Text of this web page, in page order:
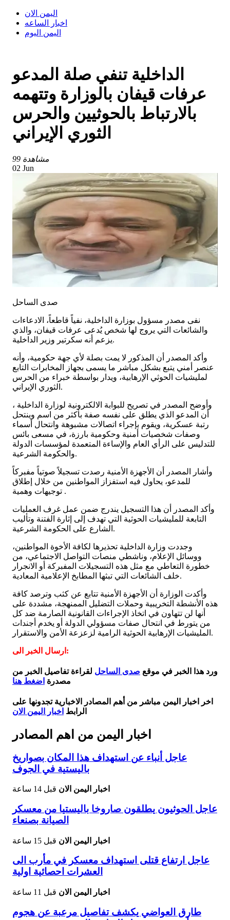
اليمن الان
اخبار الساعه
اليمن اليوم
الداخلية تنفي صلة المدعو
عرفات قيفان بالوزارة وتتهمه
بالارتباط بالحوثيين والحرس
الثوري الإيراني
99 مشاهدة
02 Jun
صدى الساحل
​نفى مصدر مسؤول بوزارة الداخلية، نفياً قاطعاً، الادعاءات
والشائعات التي يروج لها شخص يُدعى عرفات قيفان، والذي
يزعم أنه سكرتير وزير الداخلية.
وأكد المصدر أن المذكور لا يمت بصلة لأي جهة حكومية، وأنه
عنصر أمني يتبع بشكل مباشر ما يسمى بجهاز المخابرات التابع
لمليشيات الحوثي الإرهابية، ويدار بواسطة خبراء من الحرس
الثوري الإيراني.
​وأوضح المصدر في تصريح للبوابة الالكترونية لوزارة الداخلية ،
أن المدعو الذي يطلق على نفسه صفة بأكثر من اسم وينتحل
رتبة عسكرية، ويقوم بإجراء اتصالات مشبوهة وانتحال أسماء
وصفات شخصيات أمنية وحكومية بارزة، في مسعى بائس
للتدليس على الرأي العام والإساءة المتعمدة لمؤسسات الدولة
والحكومة الشرعية.
​وأشار المصدر أن الأجهزة الأمنية رصدت تسجيلاً صوتياً مفبركاً
للمدعو، يحاول فيه استفزاز المواطنين من خلال إطلاق
توجيهات وهمية .
وأكد المصدر أن هذا التسجيل يندرج ضمن عمل غرف العمليات
التابعة للمليشيات الحوثية التي تهدف إلى إثارة الفتنة وتأليب
الشارع على الحكومة الشرعية.
​وجددت وزارة الداخلية تحذيرها لكافة الأخوة المواطنين،
ووسائل الإعلام، وناشطي منصات التواصل الاجتماعي، من
خطورة التعاطي مع مثل هذه التسجيلات المفبركة أو الانجرار
خلف الشائعات التي تبثها المطابخ الإعلامية المعادية.
​وأكدت الوزارة أن الأجهزة الأمنية تتابع عن كثب وترصد كافة
هذه الأنشطة التخريبية وحملات التضليل الممنهجة، مشددة على
أنها لن تتهاون في اتخاذ الإجراءات القانونية الصارمة ضد كل
من يتورط في انتحال صفات مسؤولي الدولة أو يخدم أجندات
المليشيات الإرهابية الحوثية الرامية لزعزعة الأمن والاستقرار.
ارسال الخبر الى:
ورد هذا الخبر في موقع صدى الساحل لقراءة تفاصيل الخبر من
مصدرة اضغط هنا
اخر اخبار اليمن مباشر من أهم المصادر الاخبارية تجدونها على
الرابط اخبار اليمن الان
اخبار اليمن من اهم المصادر
عاجل أنباء عن استهداف هذا المكان بصواريخ
باليستية في الجوف
اخبار اليمن الان قبل 14 ساعة
عاجل الحوثيون يطلقون صاروخا باليستيا من معسكر
الصيانة بصنعاء
اخبار اليمن الان قبل 15 ساعة
عاجل ارتفاع قتلى استهداف معسكر في مأرب الى
العشرات احصائية اولية
اخبار اليمن الان قبل 11 ساعة
طارق العواضي يكشف تفاصيل مرعبة عن هجوم